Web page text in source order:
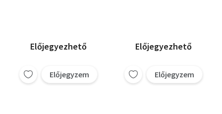
Előjegyezhető
Előjegyzem
Előjegyezhető
Előjegyzem